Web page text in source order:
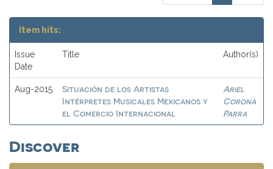
Item hits:
Issue
Date
Title Author(s)
Aug-2015
Situación de los Artistas
Intérpretes Musicales Mexicanos y
el Comercio Internacional
Ariel
Corona
Parra
Discover